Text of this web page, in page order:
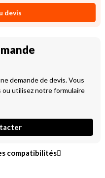
devis
demande de devis. Vous
ou utilisez notre formulaire
compatibilités